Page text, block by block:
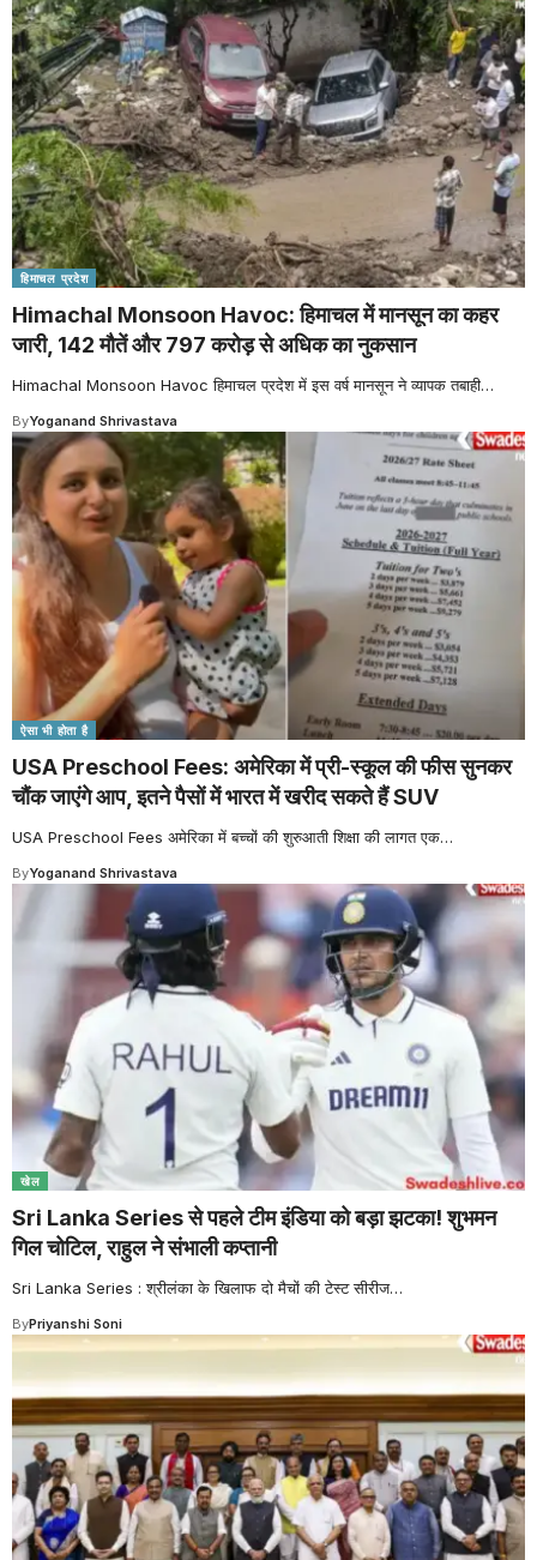
हिमाचल प्रदेश
Himachal Monsoon Havoc: हिमाचल में मानसून का कहर
जारी, 142 मौतें और 797 करोड़ से अधिक का नुकसान
Himachal Monsoon Havoc हिमाचल प्रदेश में इस वर्ष मानसून ने व्यापक तबाही…
ByYoganand Shrivastava
ऐसा भी होता है
USA Preschool Fees: अमेरिका में प्री-स्कूल की फीस सुनकर
चौंक जाएंगे आप, इतने पैसों में भारत में खरीद सकते हैं SUV
USA Preschool Fees अमेरिका में बच्चों की शुरुआती शिक्षा की लागत एक…
ByYoganand Shrivastava
खेल
Sri Lanka Series से पहले टीम इंडिया को बड़ा झटका! शुभमन
गिल चोटिल, राहुल ने संभाली कप्तानी
Sri Lanka Series : श्रीलंका के खिलाफ दो मैचों की टेस्ट सीरीज…
ByPriyanshi Soni